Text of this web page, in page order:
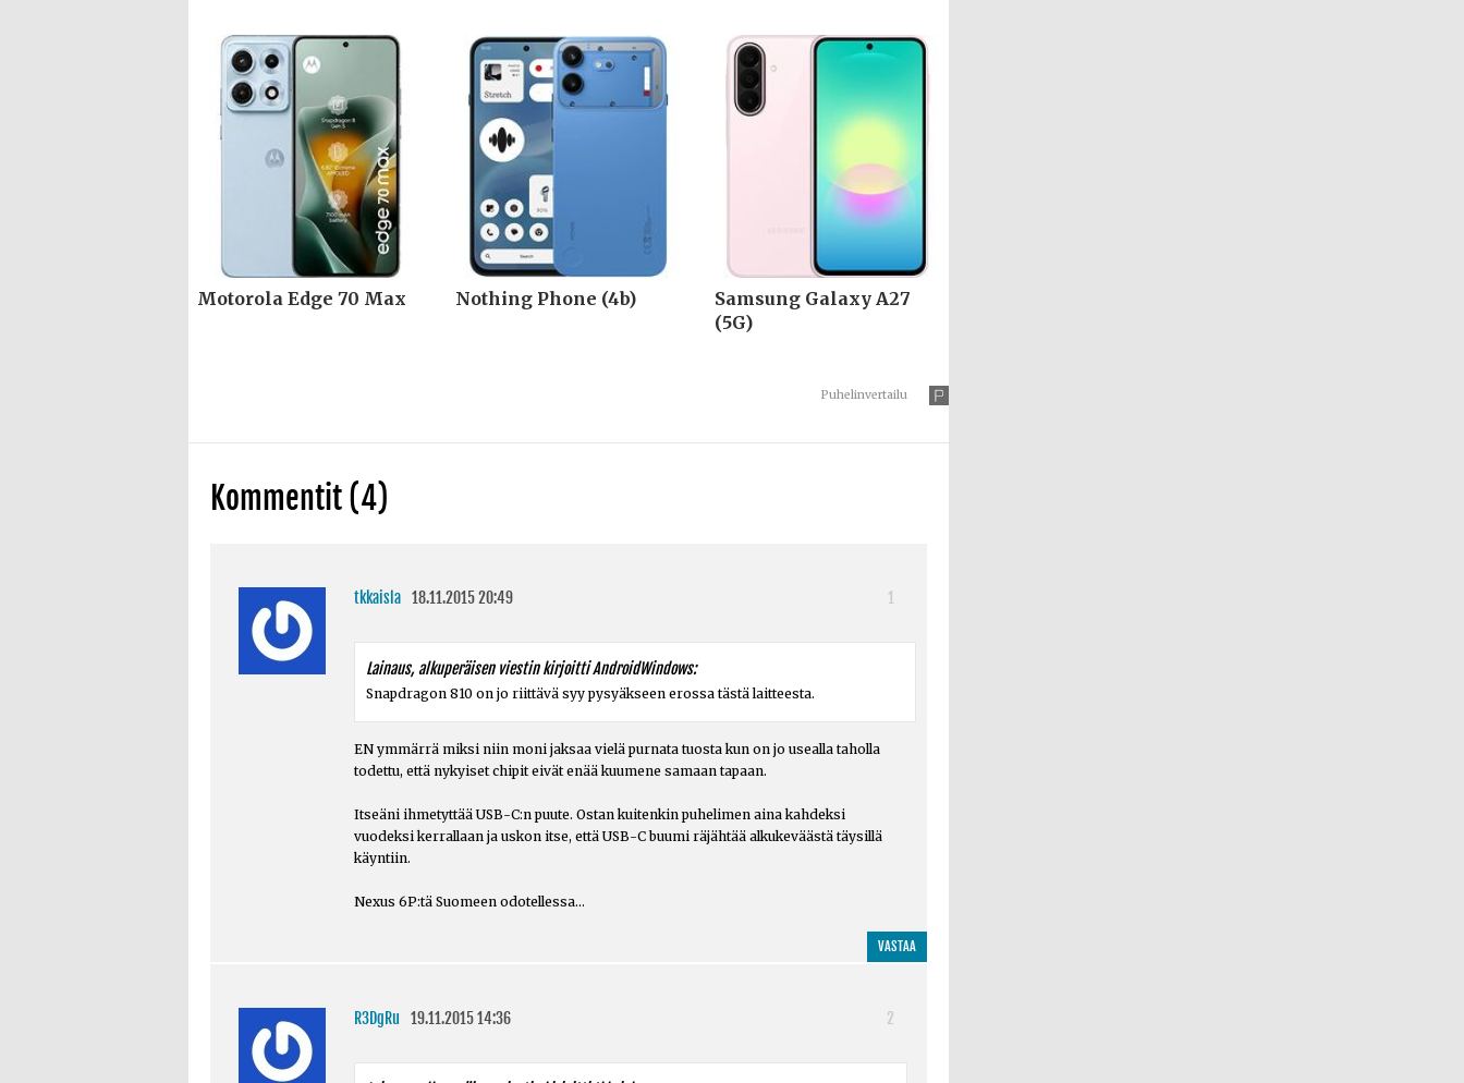
Motorola Edge 70 Max Nothing Phone (4b)
Samsung Galaxy A27
(5G)
Puhelinvertailu
Kommentit (4)
tkkaisla 18.11.2015 20:49 1
Lainaus, alkuperäisen viestin kirjoitti AndroidWindows:
Snapdragon 810 on jo riittävä syy pysyäkseen erossa tästä laitteesta.
EN ymmärrä miksi niin moni jaksaa vielä purnata tuosta kun on jo usealla taholla
todettu, että nykyiset chipit eivät enää kuumene samaan tapaan.
Itseäni ihmetyttää USB-C:n puute. Ostan kuitenkin puhelimen aina kahdeksi
vuodeksi kerrallaan ja uskon itse, että USB-C buumi räjähtää alkukeväästä täysillä
käyntiin.
Nexus 6P:tä Suomeen odotellessa...
VASTAA
R3DgRu 19.11.2015 14:36 2